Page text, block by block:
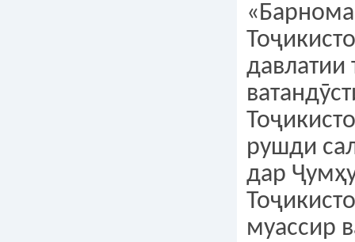
давлатии
рушди
дар
муассир